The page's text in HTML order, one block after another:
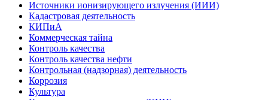
Источники ионизирующего излучения (ИИИ)
Кадастровая деятельность
КИПиА
Коммерческая тайна
Контроль качества
Контроль качества нефти
Контрольная (надзорная) деятельность
Коррозия
Культура